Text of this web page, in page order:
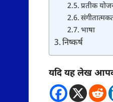
प्रतीक
भाषा
निष्कर्ष
यदि यह लेख